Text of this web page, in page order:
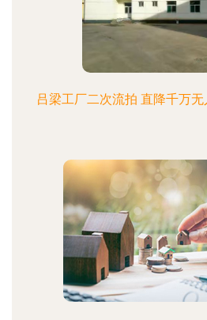
吕梁工厂二次流拍 直降千万